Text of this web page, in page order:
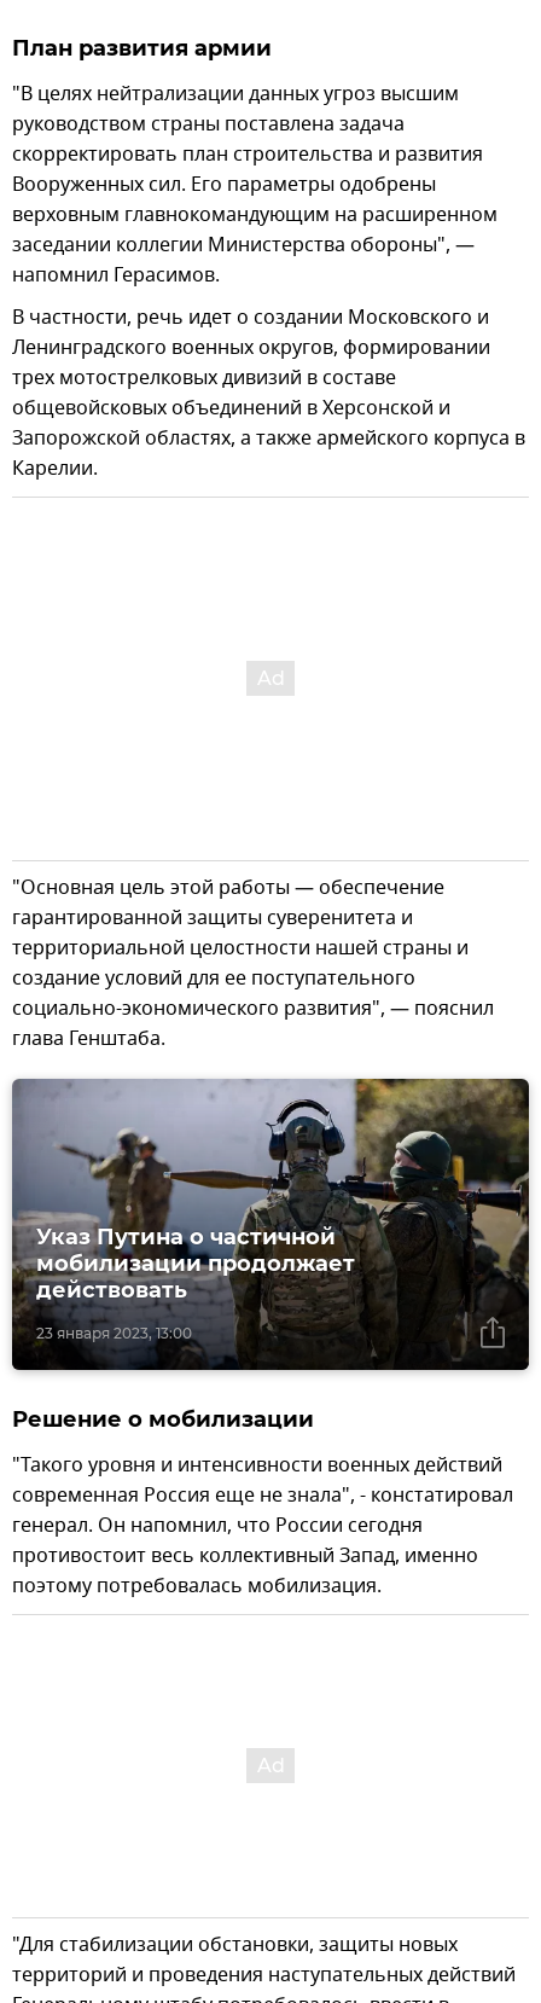
План развития армии
"В целях нейтрализации данных угроз высшим
руководством страны поставлена задача
скорректировать план строительства и развития
Вооруженных сил. Его параметры одобрены
верховным главнокомандующим на расширенном
заседании коллегии Министерства обороны", —
напомнил Герасимов.
В частности, речь идет о создании Московского и
Ленинградского военных округов, формировании
трех мотострелковых дивизий в составе
общевойсковых объединений в Херсонской и
Запорожской областях, а также армейского корпуса в
Карелии.
"Основная цель этой работы — обеспечение
гарантированной защиты суверенитета и
территориальной целостности нашей страны и
создание условий для ее поступательного
социально-экономического развития", — пояснил
глава Генштаба.
23 января 2023, 13:00
Указ Путина о частичной
мобилизации продолжает
действовать
Решение о мобилизации
"Такого уровня и интенсивности военных действий
современная Россия еще не знала", - констатировал
генерал. Он напомнил, что России сегодня
противостоит весь коллективный Запад, именно
поэтому потребовалась мобилизация.
"Для стабилизации обстановки, защиты новых
территорий и проведения наступательных действий